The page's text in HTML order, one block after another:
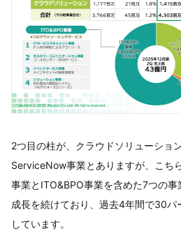
2つ目の柱が、クラウドソリューショ
ServiceNow事業とありますが、こち
事業とITO&BPO事業を含めた7つの
成長を続けており、過去4年間で30パ
しています。